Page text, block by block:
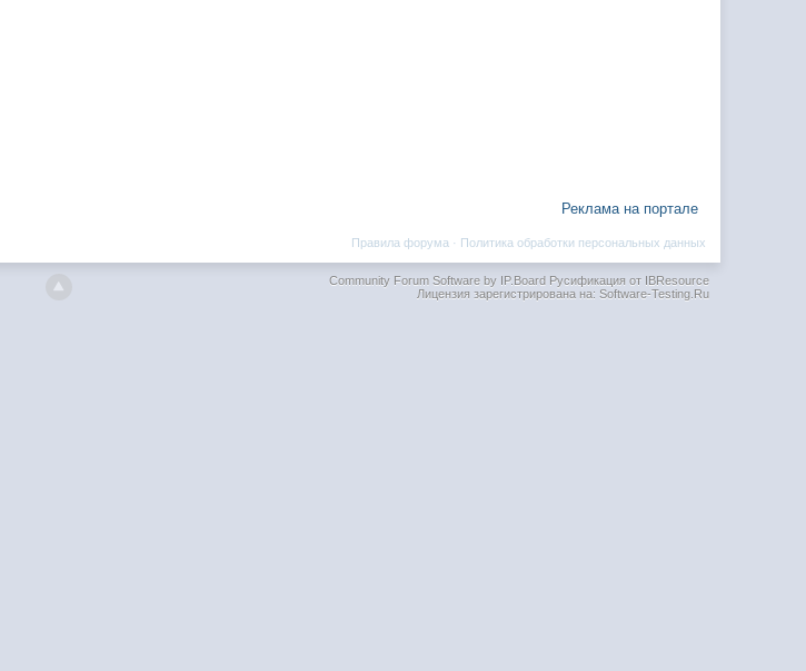
Реклама на портале
Политика обработки персональных данных
Правила форума ·
Community Forum Software by IP.BoardРусификация от IBResource
Лицензия зарегистрирована на: Software-Testing.Ru